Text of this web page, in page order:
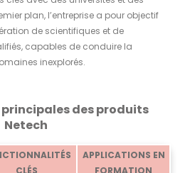
plan, l’entreprise a pour objectif
de scientifiques et de
capables de conduire la
inexplorés.
des produits
Netech
APPLICATIONS EN